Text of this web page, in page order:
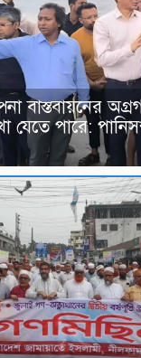
বাস্তবায়নের
যেতে পারে: